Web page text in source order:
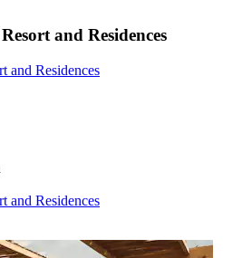
and Residences
and Residences
and Residences